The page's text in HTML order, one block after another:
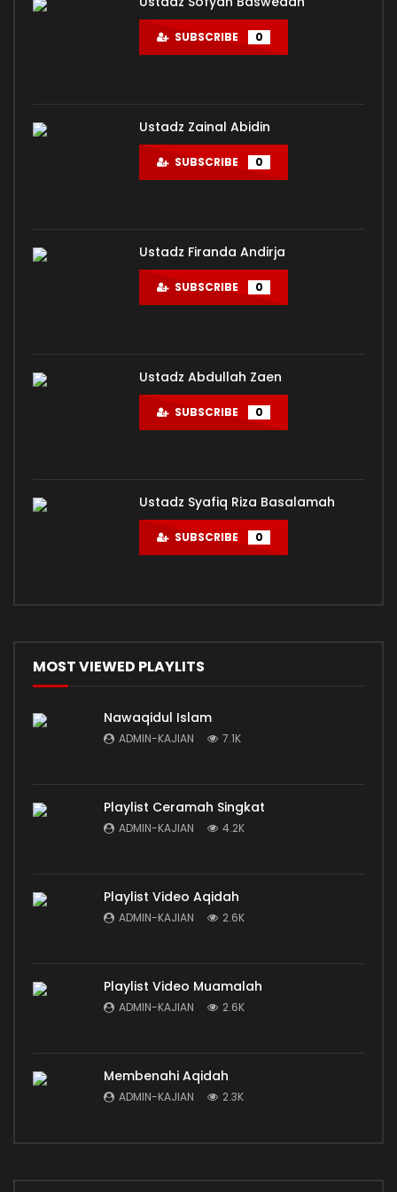
SUBSCRIBE 0
Ustadz Zainal Abidin
SUBSCRIBE 0
Ustadz Firanda Andirja
SUBSCRIBE 0
Ustadz Abdullah Zaen
SUBSCRIBE 0
Ustadz Syafiq Riza Basalamah
SUBSCRIBE 0
MOST VIEWED PLAYLITS
Nawaqidul Islam
ADMIN-KAJIAN 7.1K
Playlist Ceramah Singkat
ADMIN-KAJIAN 4.2K
Playlist Video Aqidah
ADMIN-KAJIAN 2.6K
Playlist Video Muamalah
ADMIN-KAJIAN 2.6K
Membenahi Aqidah
ADMIN-KAJIAN 2.3K